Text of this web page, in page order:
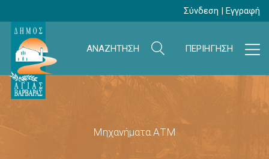
Σύνδεση | Εγγραφή
ΑΝΑΖΗΤΗΣΗ ΠΕΡΙΗΓΗΣΗ
Μηχανήματα ΑΤΜ